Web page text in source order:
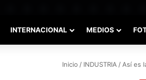
INTERNACIONAL MEDIOS
Inicio / INDUSTRIA / Así es